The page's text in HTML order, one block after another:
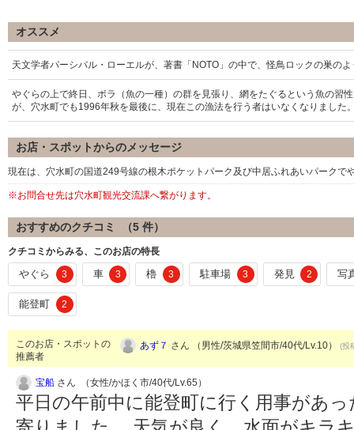
オススメ
天文学者パーシバル・ローエルが、著書「NOTO」の中で、怪鳥ロックの巣の
やぐらの上で終日、ボラ（魚の一種）の群を見張り、網をたぐるという魚の習
が、穴水町でも1996年秋を最後に、現在この漁法を行う者はいなくなりました
お店・スポットからのメッセージ
現在は、穴水町の国道249号線の根木ポケットパーク及び中居ふれあいパークで
※お問合せ先は穴水町観光交流課へ繋がります。
おすすめのクチコミ （5 件）
クチコミからみる、このお店の特長
やぐら 3 車 3 櫓 3 駐車場 3 発見 2 写
能登町 2
このお店・スポットの
推薦者
あず７ さん （男性/茨城県笠間市/40代/Lv.10） (投
宝船 さん （女性/かほく市/40代/Lv.65）
平日の午前中に能登町に行く用事があ